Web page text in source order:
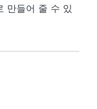
만들어 줄 수 있